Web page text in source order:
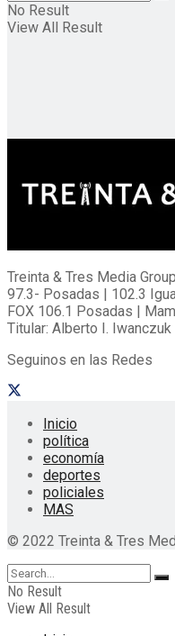
No Result
View All Result
Treinta & Tres Media Group
97.3- Posadas | 102.3
FOX 106.1 Posadas |
Titular: Alberto I.
Seguinos en las Redes
Inicio
política
economía
deportes
policiales
MAS
© 2022 Treinta & Tres
No Result
View All Result